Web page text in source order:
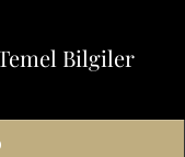
Bilgiler